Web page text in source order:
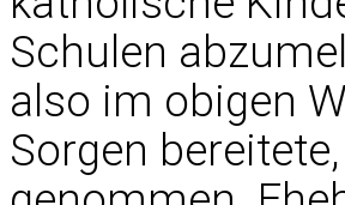
Schulen
also im obigen
Sorgen